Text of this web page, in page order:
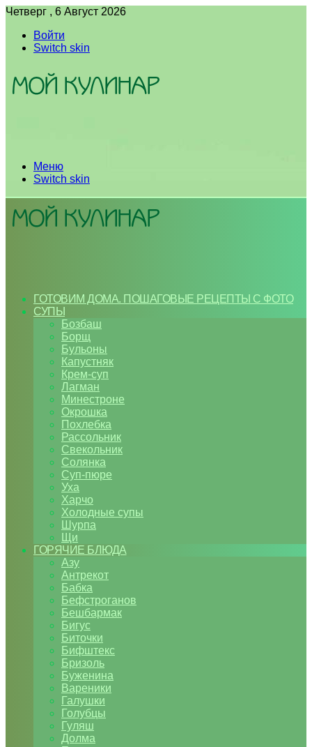
Четверг , 6 Август 2026
Войти
Switch skin
Меню
Switch skin
ГОТОВИМ ДОМА. ПОШАГОВЫЕ РЕЦЕПТЫ С ФОТО
СУПЫ
Бозбаш
Борщ
Бульоны
Капустняк
Крем-суп
Лагман
Минестроне
Окрошка
Похлебка
Рассольник
Свекольник
Солянка
Суп-пюре
Уха
Харчо
Холодные супы
Шурпа
Щи
ГОРЯЧИЕ БЛЮДА
Азу
Антрекот
Бабка
Бефстроганов
Бешбармак
Бигус
Биточки
Бифштекс
Бризоль
Буженина
Вареники
Галушки
Голубцы
Гуляш
Долма